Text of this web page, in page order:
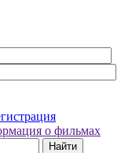
о фильмах
Найти